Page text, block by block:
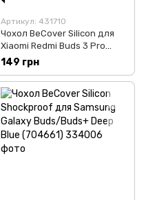
Артикул: 431710
Чохол BeCover Silicon для
Xiaomi Redmi Buds 3 Pro
White (707466)
149 грн